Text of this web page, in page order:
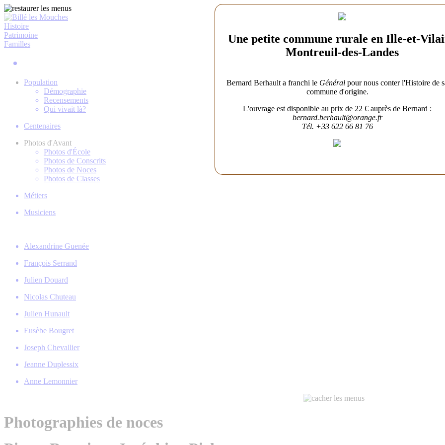
Histoire
Patrimoine
Familles
Population
Démographie
Recensements
Qui vivait là?
Centenaires
Photos d'Avant
Photos d'École
Photos de Conscrits
Photos de Noces
Photos de Classes
Métiers
Musiciens
Alexandrine Guenée
François Serrand
Julien Douard
Nicolas Chuteau
Julien Hunault
Eusèbe Bougret
Joseph Chevallier
Jeanne Duplessix
Anne Lemonnier
Photographies de noces
Une petite commune rurale en Ille-et-
Montreuil-des-Landes
Bernard Berhault a franchi le Général pour nous conter l'Histoire de
commune d'origine.
L'ouvrage est disponible au prix de 22 € auprès de Bernard :
bernard.berhault@orange.fr
Tél. +33 622 66 81 76